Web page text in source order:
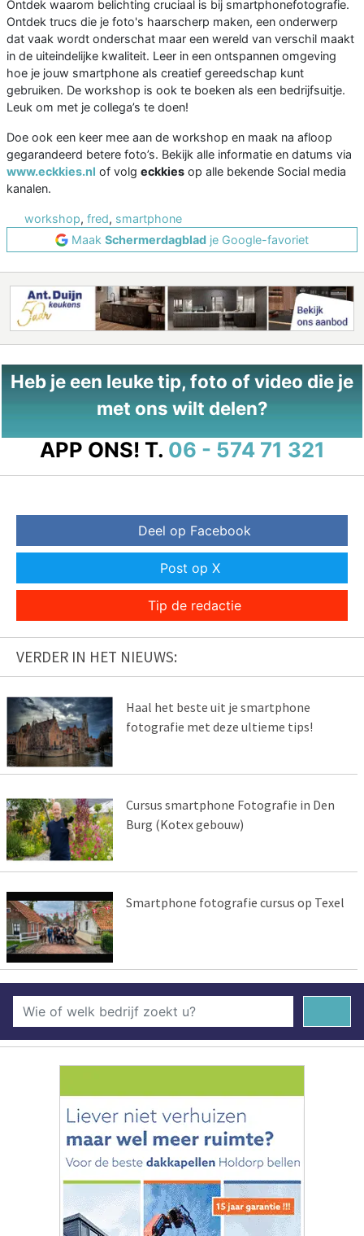
Ontdek waarom belichting cruciaal is bij smartphonefotografie.
Ontdek trucs die je foto's haarscherp maken, een onderwerp
dat vaak wordt onderschat maar een wereld van verschil maakt
in de uiteindelijke kwaliteit. Leer in een ontspannen omgeving
hoe je jouw smartphone als creatief gereedschap kunt
gebruiken. De workshop is ook te boeken als een bedrijfsuitje.
Leuk om met je collega’s te doen!
Doe ook een keer mee aan de workshop en maak na afloop
gegarandeerd betere foto’s. Bekijk alle informatie en datums via
www.eckkies.nl of volg eckkies op alle bekende Social media
kanalen.
workshop, fred, smartphone
Maak Schermerdagblad je Google-favoriet
Heb je een leuke tip, foto of video die je
met ons wilt delen?
APP ONS! T. 06 - 574 71 321
Deel op Facebook
Post op X
Tip de redactie
VERDER IN HET NIEUWS:
Haal het beste uit je smartphone
fotografie met deze ultieme tips!
Cursus smartphone Fotografie in Den
Burg (Kotex gebouw)
Smartphone fotografie cursus op Texel